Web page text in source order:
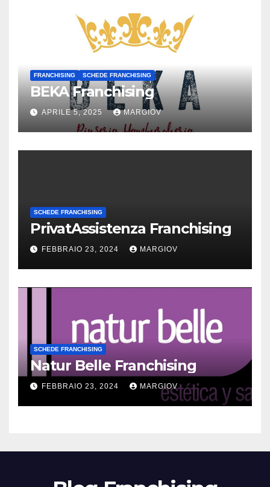
FRANCHISING SCHEDE FRANCHISING
BEKA Franchising
APRILE 5, 2025 MARGIOV
SCHEDE FRANCHISING
PrivatAssistenza Franchising
FEBBRAIO 23, 2024 MARGIOV
SCHEDE FRANCHISING
Natur Belle Franchising
FEBBRAIO 23, 2024 MARGIOV